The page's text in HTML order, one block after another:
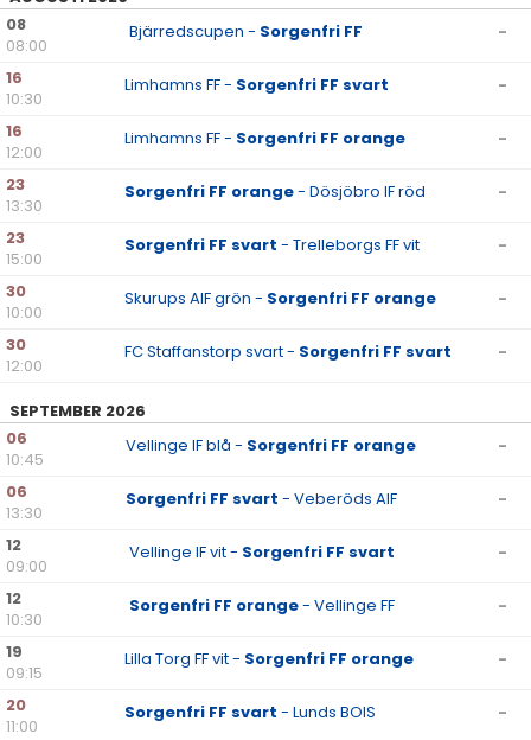
08
08:00
Bjärredscupen - Sorgenfri FF -
16
10:30
Limhamns FF - Sorgenfri FF svart -
16
12:00
Limhamns FF - Sorgenfri FF orange -
23
13:30
Sorgenfri FF orange- Dösjöbro IF röd -
23
15:00
Sorgenfri FF svart - Trelleborgs FF vit -
30
10:00
Skurups AIF grön - Sorgenfri FF orange -
30
12:00
FC Staffanstorp svart - Sorgenfri FF svart -
SEPTEMBER 2026
06
10:45
Vellinge IF blå - Sorgenfri FF orange -
06
13:30
Sorgenfri FF svart - Veberöds AIF -
12
09:00
Vellinge IF vit - Sorgenfri FF svart -
12
10:30
Sorgenfri FF orange- Vellinge FF -
19
09:15
Lilla Torg FF vit - Sorgenfri FF orange -
20
11:00
Sorgenfri FF svart - Lunds BOIS -